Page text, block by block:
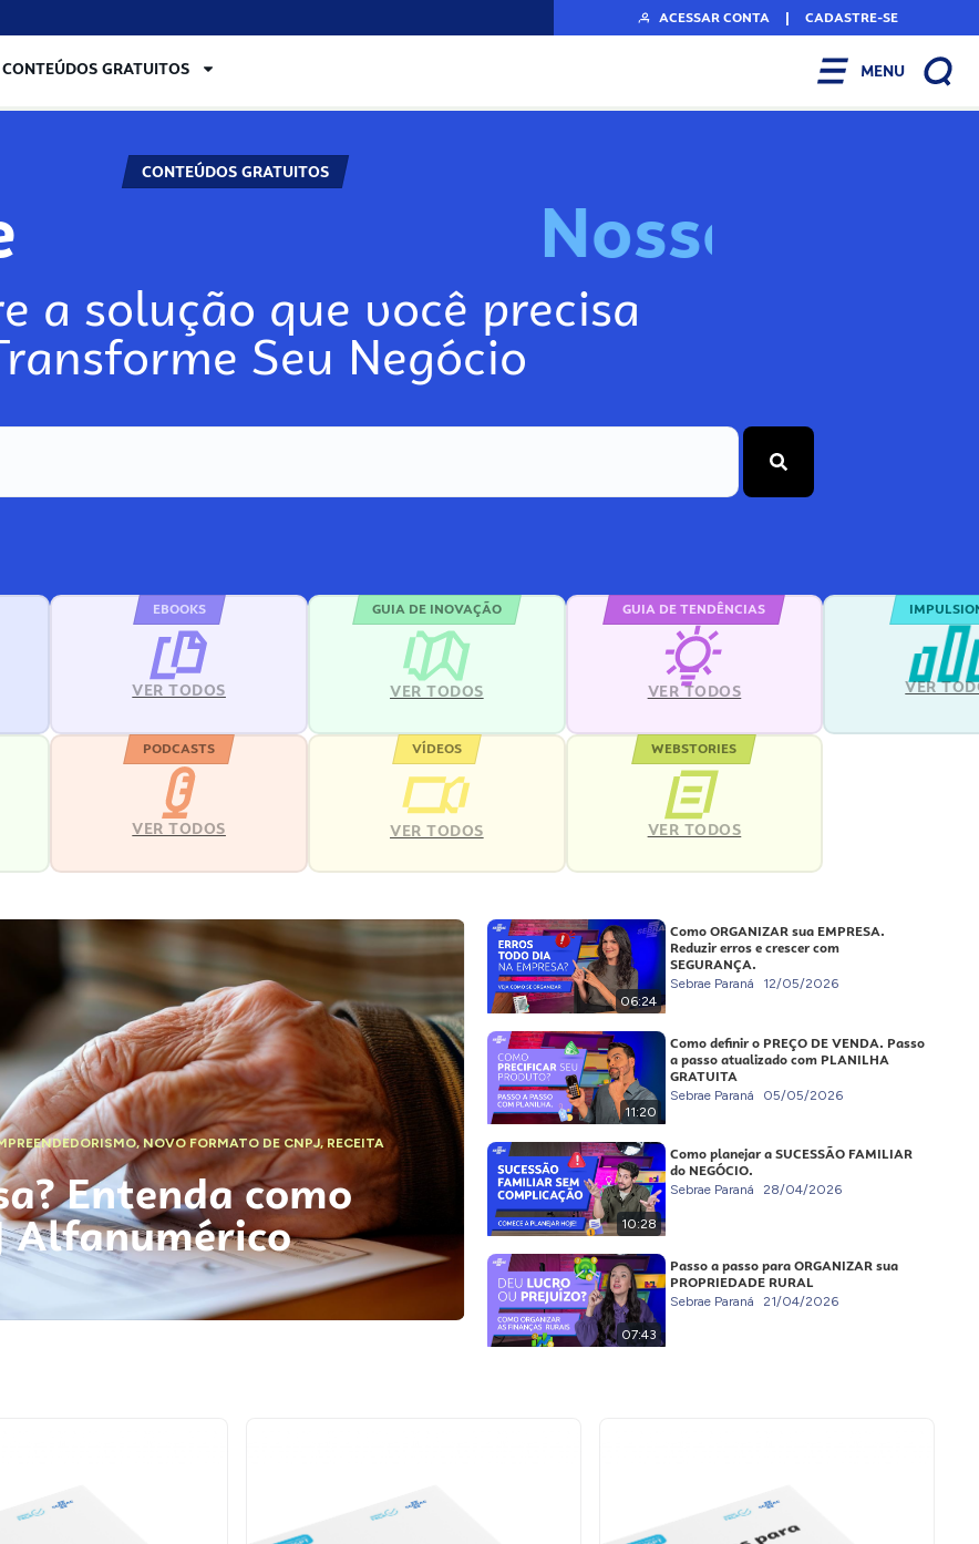
ACESSAR CONTA | CADASTRE-SE
CONTEÚDOS GRATUITOS MENU
CONTEÚDOS GRATUITOS
Nosso
a solução que você precisa
Seu Negócio
EBOOKS
VER TODOS
GUIA DE INOVAÇÃO
VER TODOS
GUIA DE TENDÊNCIAS
VER TODOS VER
PODCASTS
VER TODOS
VÍDEOS
VER TODOS
WEBSTORIES
VER TODOS
,NOVO FORMATO DE CNPJ,RECEITA
Entenda como
Alfanumérico
06:24
Como ORGANIZAR sua EMPRESA.
Reduzir erros e crescer com
SEGURANÇA.
Sebrae Paraná 12/05/2026
11:20
Como definir o PREÇO DE VENDA. Passo
a passo atualizado com PLANILHA
GRATUITA
Sebrae Paraná 05/05/2026
10:28
Como planejar a SUCESSÃO FAMILIAR
do NEGÓCIO.
Sebrae Paraná 28/04/2026
07:43
Passo a passo para ORGANIZAR sua
PROPRIEDADE RURAL
Sebrae Paraná 21/04/2026